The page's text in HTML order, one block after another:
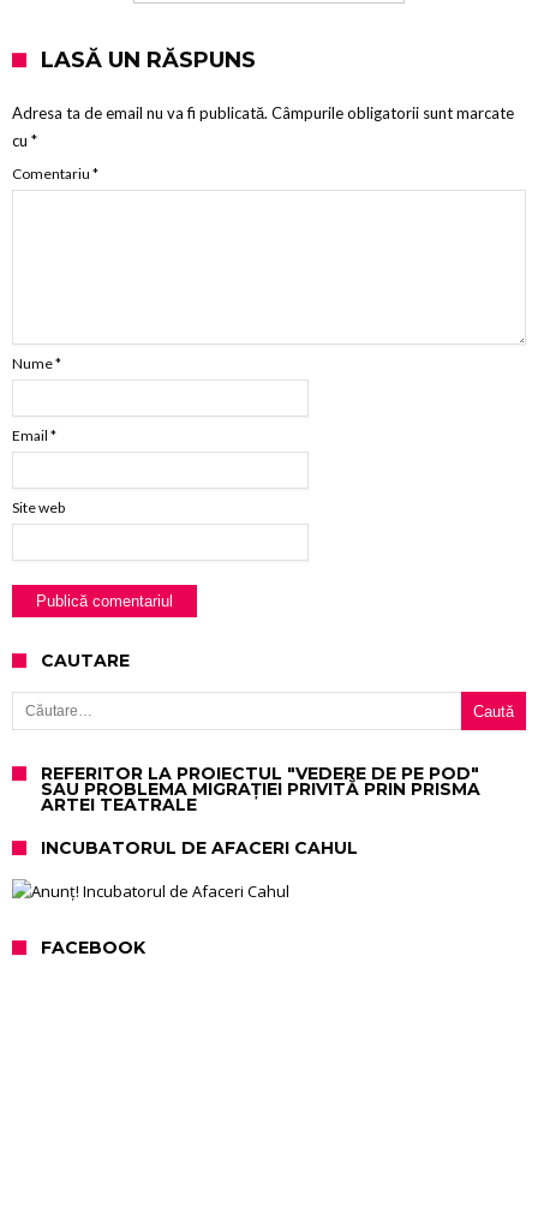
LASĂ UN RĂSPUNS
Adresa ta de email nu va fi publicată. Câmpurile obligatorii sunt marcate
cu *
Comentariu *
Nume*
Email *
Site web
CAUTARE
Caută după:
REFERITOR LA PROIECTUL "VEDERE DE PE POD"
SAU PROBLEMA MIGRAȚIEI PRIVITĂ PRIN PRISMA
ARTEI TEATRALE
INCUBATORUL DE AFACERI CAHUL
FACEBOOK